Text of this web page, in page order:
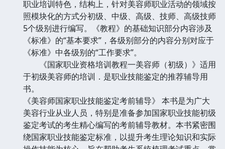
职业培训特色，结构上，针对美容师职业活动的领域按
照模块化的方式分初级、中级、高级、技师、高级技师
5个级别进行编写。《教程》的基础知识部分内容涉及
《标准》的“基本要求”，各级别部分的内容分别对应于
《标准》中各级别的“工作要求”。
《国家职业资格培训教程一美容师（初级）》适用
于初级美容师的培训．是职业技能鉴定的推荐辅导用
书。
《美容师国家职业技能鉴定考前辅导》 本书是为广大
美容行业从业人员，特别是准备参加国家职业技能初级
鉴定考试的考生精心编写的考前辅导教材。本书紧密围
绕国家职业技能鉴定标准，以提升考生理论知识和实际